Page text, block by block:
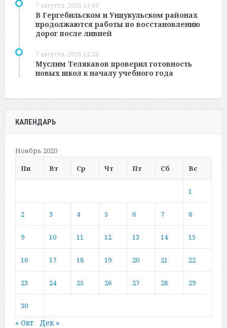
7 августа, 2026 11:40
В Гергебильском и Унцукульском районах
продолжаются работы по восстановлению
дорог после ливней
7 августа, 2026 11:38
Муслим Телякавов проверил готовность
новых школ к началу учебного года
КАЛЕНДАРЬ
Ноябрь 2020
Пн
Вт Ср Чт Пт Сб Вс
1
2 3 4 5 6 7 8
9 10 11 12 13 14 15
16 17 18 19 20 21 22
23 24 25 26 27 28 29
30
« Окт Дек »